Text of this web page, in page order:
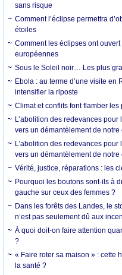
sans risque
Comment l’éclipse permettra
étoiles
Comment les éclipses ont
européennes
Sous le Soleil noir… Les plus
Ebola : au terme d’une visite en
intensifier la riposte
Climat et conflits font flamber
L’abolition des redevances
vers un démantèlement de
L’abolition des redevances
vers un démantèlement de
Vérité, justice, réparations : les
Pourquoi les boutons sont-ils à
gauche sur ceux des femmes ?
Dans les forêts des Landes, le
n’est pas seulement dû aux
À quoi doit-on faire attention
?
« Faire roter sa maison » : cette
la santé ?